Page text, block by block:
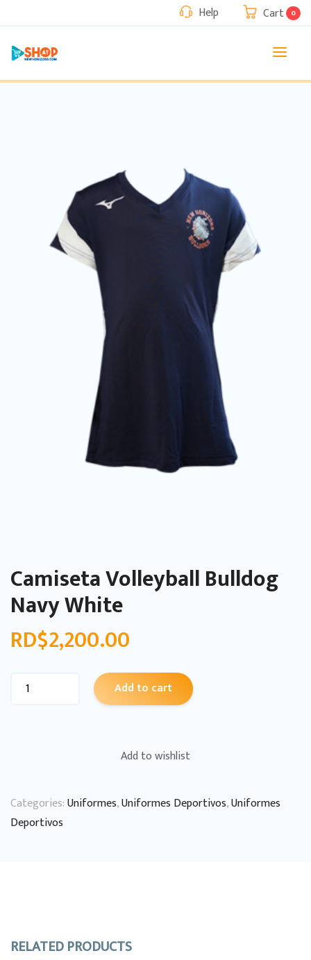
Help Cart 0
Camiseta Volleyball Bulldog
Navy White
RD$2,200.00
Add to cart
Add to wishlist
Categories:Uniformes,Uniformes Deportivos,Uniformes
Deportivos
RELATED PRODUCTS